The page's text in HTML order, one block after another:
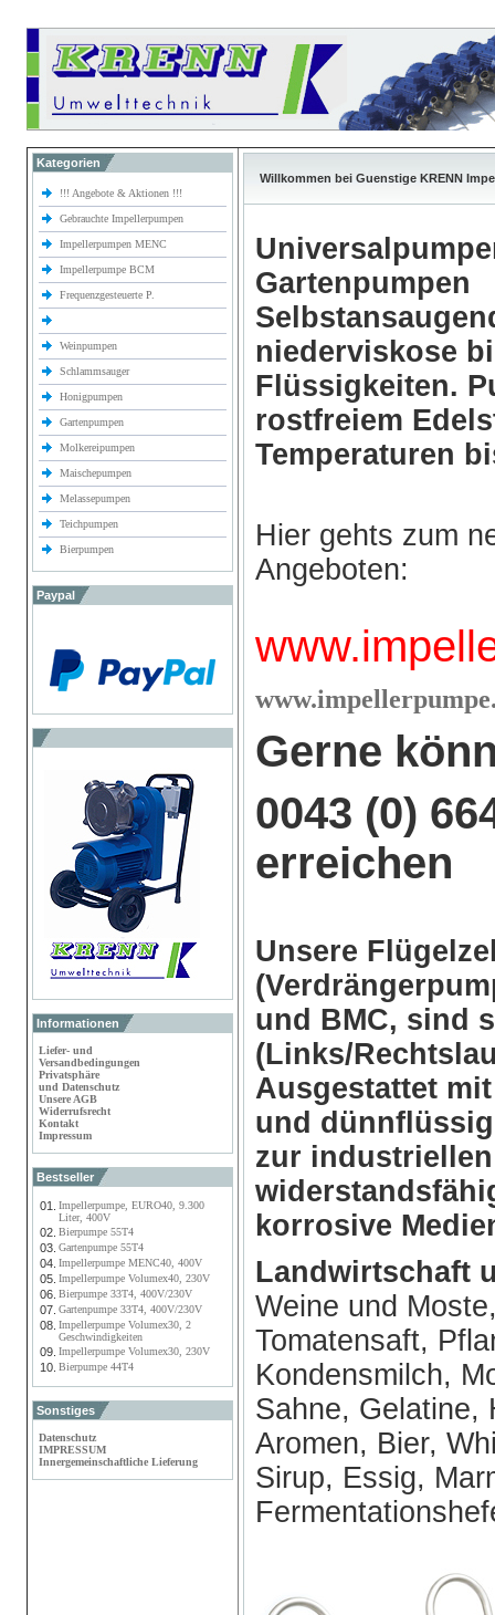
Kategorien
!!! Angebote & Aktionen !!!
Gebrauchte Impellerpumpen
Impellerpumpen MENC
Impellerpumpe BCM
Frequenzgesteuerte P.
Weinpumpen
Schlammsauger
Honigpumpen
Gartenpumpen
Molkereipumpen
Maischepumpen
Melassepumpen
Teichpumpen
Bierpumpen
Paypal
Informationen
Liefer- und
Versandbedingungen
Privatsphäre
und Datenschutz
Unsere AGB
Widerrufsrecht
Kontakt
Impressum
Bestseller
01.
Impellerpumpe, EURO40, 9.300
Liter, 400V
02. Bierpumpe 55T4
03. Gartenpumpe 55T4
04. Impellerpumpe MENC40, 400V
05. Impellerpumpe Volumex40, 230V
06. Bierpumpe 33T4, 400V/230V
07. Gartenpumpe 33T4, 400V/230V
08. Impellerpumpe Volumex30, 2
Geschwindigkeiten
09. Impellerpumpe Volumex30, 230V
10. Bierpumpe 44T4
Sonstiges
Datenschutz
IMPRESSUM
Innergemeinschaftliche Lieferung
Willkommen bei Guenstige KRENN
Gartenpumpen
niederviskose
Flüssigkeiten.
rostfreiem
Temperaturen
Hier gehts zum
Angeboten:
w
Gerne
0043 (0)
erreichen
Unsere
und BMC, sind
(Links/
Ausgestattet
und
zur
korrosive
Landwirtschaft
Weine und
Tomatensaft,
Kondensmilch,
Sahne, Gelatine,
Aromen, Bier,
Sirup, Essig,